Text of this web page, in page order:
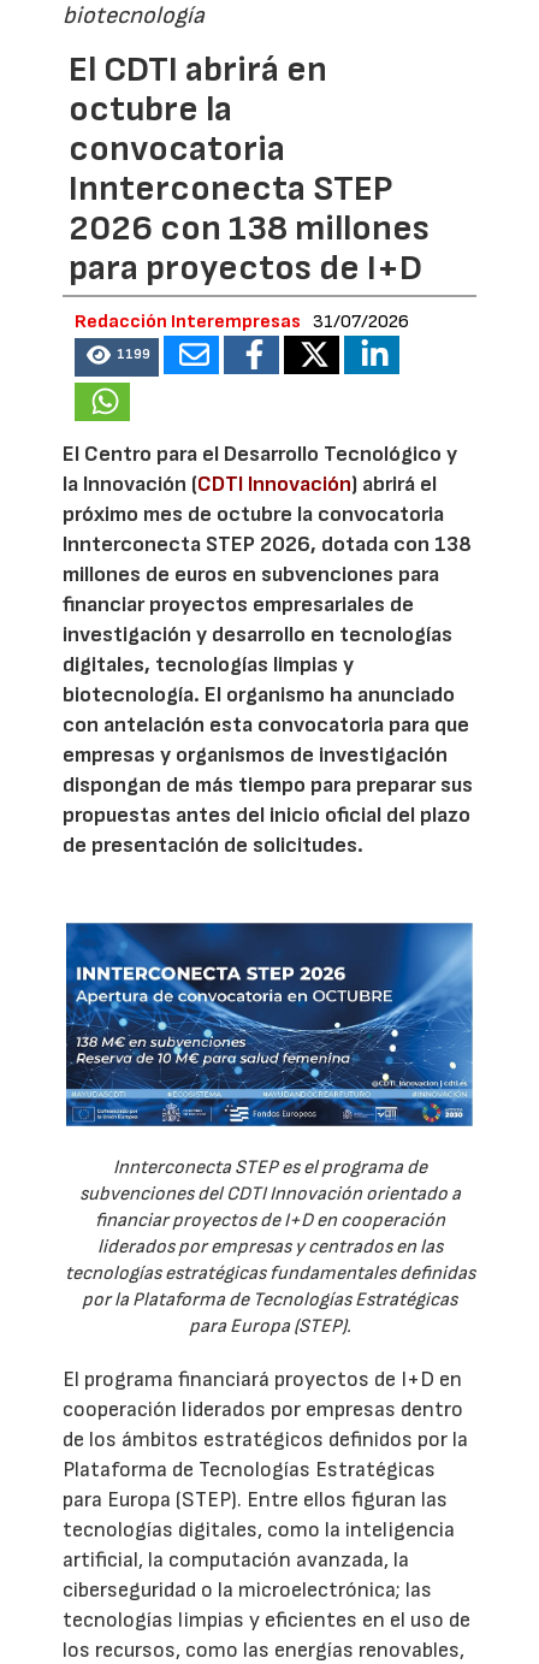
biotecnología
El CDTI abrirá en
octubre la
convocatoria
Innterconecta STEP
2026 con 138 millones
para proyectos de I+D
Redacción Interempresas 31/07/2026
1199
El Centro para el Desarrollo Tecnológico y
la Innovación (CDTI Innovación) abrirá el
próximo mes de octubre la convocatoria
Innterconecta STEP 2026, dotada con 138
millones de euros en subvenciones para
financiar proyectos empresariales de
investigación y desarrollo en tecnologías
digitales, tecnologías limpias y
biotecnología. El organismo ha anunciado
con antelación esta convocatoria para que
empresas y organismos de investigación
dispongan de más tiempo para preparar sus
propuestas antes del inicio oficial del plazo
de presentación de solicitudes.
Innterconecta STEP es el programa de
subvenciones del CDTI Innovación orientado a
financiar proyectos de I+D en cooperación
liderados por empresas y centrados en las
tecnologías estratégicas fundamentales definidas
por la Plataforma de Tecnologías Estratégicas
para Europa (STEP).
El programa financiará proyectos de I+D en
cooperación liderados por empresas dentro
de los ámbitos estratégicos definidos por la
Plataforma de Tecnologías Estratégicas
para Europa (STEP). Entre ellos figuran las
tecnologías digitales, como la inteligencia
artificial, la computación avanzada, la
ciberseguridad o la microelectrónica; las
tecnologías limpias y eficientes en el uso de
los recursos, como las energías renovables,